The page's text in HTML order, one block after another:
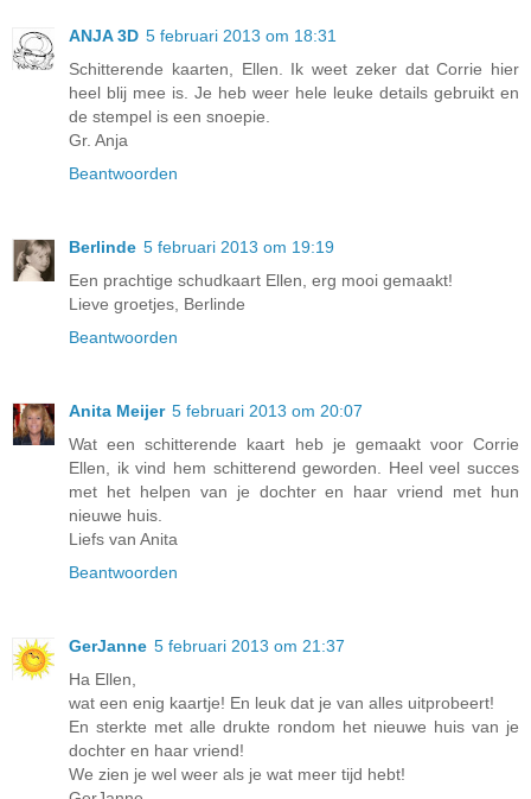
ANJA 3D 5 februari 2013 om 18:31
Schitterende kaarten, Ellen. Ik weet zeker dat Corrie hier
heel blij mee is. Je heb weer hele leuke details gebruikt en
de stempel is een snoepie.
Gr. Anja
Beantwoorden
Berlinde 5 februari 2013 om 19:19
Een prachtige schudkaart Ellen, erg mooi gemaakt!
Lieve groetjes, Berlinde
Beantwoorden
Anita Meijer 5 februari 2013 om 20:07
Wat een schitterende kaart heb je gemaakt voor Corrie
Ellen, ik vind hem schitterend geworden. Heel veel succes
met het helpen van je dochter en haar vriend met hun
nieuwe huis.
Liefs van Anita
Beantwoorden
GerJanne 5 februari 2013 om 21:37
Ha Ellen,
wat een enig kaartje! En leuk dat je van alles uitprobeert!
En sterkte met alle drukte rondom het nieuwe huis van je
dochter en haar vriend!
We zien je wel weer als je wat meer tijd hebt!